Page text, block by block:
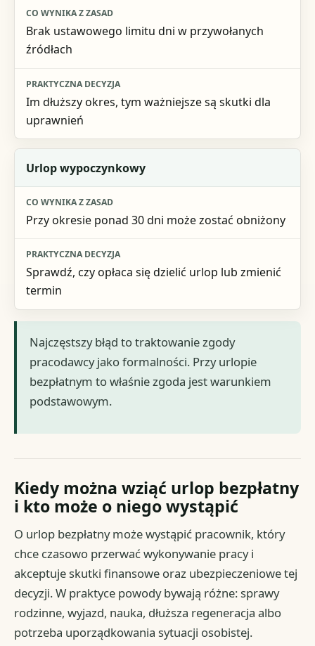
Brak ustawowego limitu dni w przywołanych
źródłach
Im dłuższy okres, tym ważniejsze są skutki dla
uprawnień
Urlop wypoczynkowy
Przy okresie ponad 30 dni może zostać obniżony
Sprawdź, czy opłaca się dzielić urlop lub zmienić
termin
Najczęstszy błąd to traktowanie zgody
pracodawcy jako formalności. Przy urlopie
bezpłatnym to właśnie zgoda jest warunkiem
podstawowym.
Kiedy można wziąć urlop bezpłatny
i kto może o niego wystąpić
O urlop bezpłatny może wystąpić pracownik, który
chce czasowo przerwać wykonywanie pracy i
akceptuje skutki finansowe oraz ubezpieczeniowe tej
decyzji. W praktyce powody bywają różne: sprawy
rodzinne, wyjazd, nauka, dłuższa regeneracja albo
potrzeba uporządkowania sytuacji osobistej.